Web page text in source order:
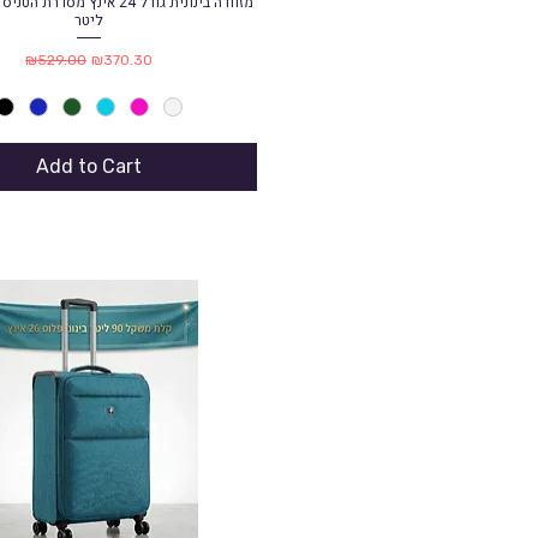
ליטר
Regular Price
₪529.00 Sale Price
₪370.30
Add to Cart